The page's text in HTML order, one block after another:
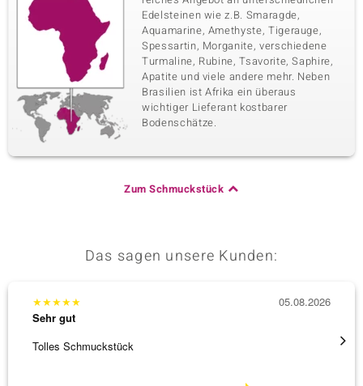
Edelsteinen wie z.B. Smaragde,
Aquamarine, Amethyste, Tigerauge,
Spessartin, Morganite, verschiedene
Turmaline, Rubine, Tsavorite, Saphire,
Apatite und viele andere mehr. Neben
Brasilien ist Afrika ein überaus
wichtiger Lieferant kostbarer
Bodenschätze.
Zum Schmuckstück
Das sagen unsere Kunden:
★★★★★
Sehr gut
Tolles Schmuckstück
05.08.2026
Ich